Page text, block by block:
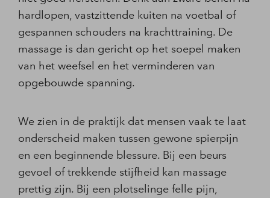
hardlopen, vastzittende kuiten na voetbal of
gespannen schouders na krachttraining. De
massage is dan gericht op het soepel maken
van het weefsel en het verminderen van
opgebouwde spanning.
We zien in de praktijk dat mensen vaak te laat
onderscheid maken tussen gewone spierpijn
en een beginnende blessure. Bij een beurs
gevoel of trekkende stijfheid kan massage
prettig zijn. Bij een plotselinge felle pijn,